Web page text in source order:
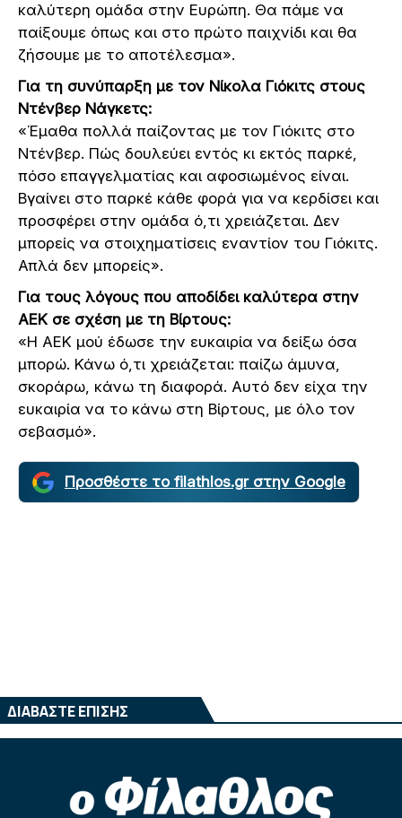
καλύτερη ομάδα στην Ευρώπη. Θα πάμε να
παίξουμε όπως και στο πρώτο παιχνίδι και θα
ζήσουμε με το αποτέλεσμα».
Για τη συνύπαρξη με τον Νίκολα Γιόκιτς στους
Ντένβερ Νάγκετς:
«Έμαθα πολλά παίζοντας με τον Γιόκιτς στο
Ντένβερ. Πώς δουλεύει εντός κι εκτός παρκέ,
πόσο επαγγελματίας και αφοσιωμένος είναι.
Βγαίνει στο παρκέ κάθε φορά για να κερδίσει και
προσφέρει στην ομάδα ό,τι χρειάζεται. Δεν
μπορείς να στοιχηματίσεις εναντίον του Γιόκιτς.
Απλά δεν μπορείς».
Για τους λόγους που αποδίδει καλύτερα στην
ΑΕΚ σε σχέση με τη Βίρτους:
«Η ΑΕΚ μού έδωσε την ευκαιρία να δείξω όσα
μπορώ. Κάνω ό,τι χρειάζεται: παίζω άμυνα,
σκοράρω, κάνω τη διαφορά. Αυτό δεν είχα την
ευκαιρία να το κάνω στη Βίρτους, με όλο τον
σεβασμό».
Προσθέστε το filathlos.gr στην Google
ΔΙΑΒΑΣΤΕ ΕΠΙΣΗΣ